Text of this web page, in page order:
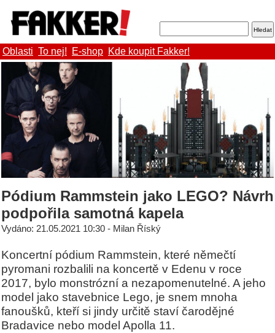
Oblasti To nej! E-shop Kde koupit Fakker!
Pódium Rammstein jako LEGO? Návrh
podpořila samotná kapela
Vydáno: 21.05.2021 10:30 - Milan Říský
Koncertní pódium Rammstein, které němečtí
pyromani rozbalili na koncertě v Edenu v roce
2017, bylo monstrózní a nezapomenutelné. A jeho
model jako stavebnice Lego, je snem mnoha
fanoušků, kteří si jindy určitě staví čarodějné
Bradavice nebo model Apolla 11.